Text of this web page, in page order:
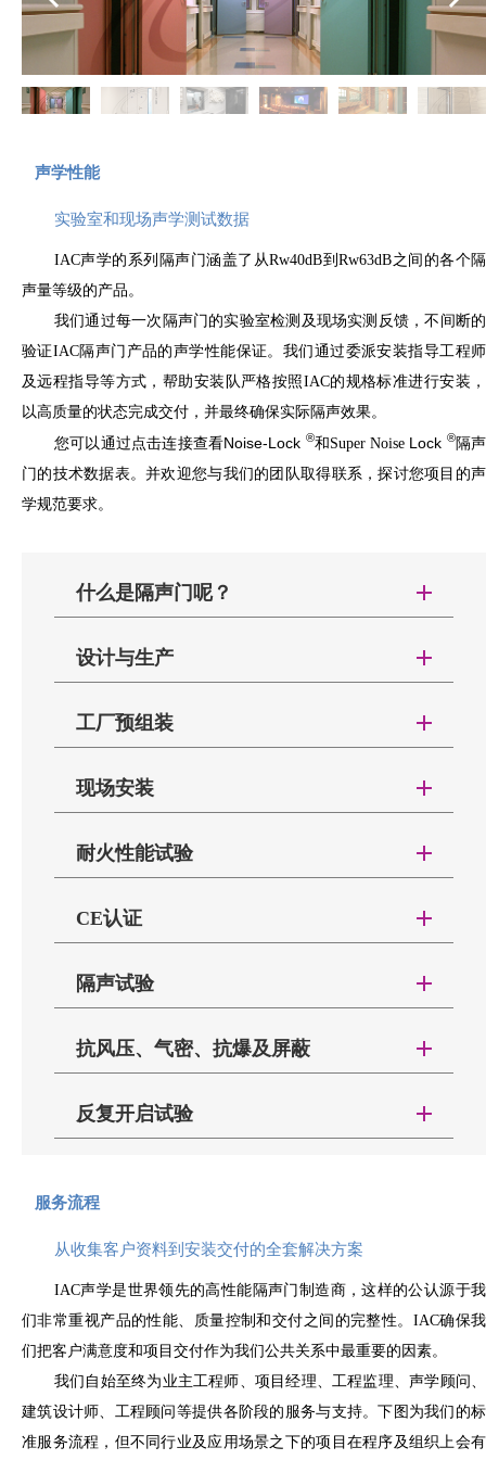
声学性能
实验室和现场声学测试数据
IAC声学的系列隔声门涵盖了从Rw40dB到Rw63dB之间的各个隔
声量等级的产品。
我们通过每一次隔声门的实验室检测及现场实测反馈，不间断的
验证IAC隔声门产品的声学性能保证。我们通过委派安装指导工程师
及远程指导等方式，帮助安装队严格按照IAC的规格标准进行安装，
以高质量的状态完成交付，并最终确保实际隔声效果。
您可以通过点击连接查看Noise-Lock ®和Super Noise Lock ®隔声
门的技术数据表。并欢迎您与我们的团队取得联系，探讨您项目的声
学规范要求。
什么是隔声门呢？
冷加工成型。门体按隔音等级填充吸音棉、PU、蜂窝
结构、隔音材料(隔音材料主要有阻尼橡胶板、矿棉隔
音板)。采用先进的工艺、独特的设计和特殊的密封制
造工艺，采用单、双切割方式。它具有高质量的防
音门分木钢两种，开放空间满足用户要求。
空间和防火等级的要求进行选择。根据用户需要，我
面漆(面漆颜色可指定)，也可根据用户要求进行喷塑
等表面处理(涂装后不允许喷塑)。它具有结构合理、
整体性好、强度高、施工方便、表面光滑美观、开启
灵活、坚固耐用等优点。耐300℃~350℃温度，能承受
上。
相同。整个门由双磁性隔音垫或相应的密封条进行隔
音。
顶部铰链的调节螺丝，使整个门在门框内垂直移动进
隔音板的更低合格标准是STC47。
隔音观察窗:两侧安装钢化玻璃，厚度至少
隔声门是一种用于隔离噪声影响的装置。一方面
是电台、工作室、办公室、会议室、医院工作室等。
需要保持相对安静的声音环境；另一方面，空调房、
设计与生产
隔声门，包
括单开门、
双开门、超
大门、安全
声门及防爆
按照严格的
标准进行设
计与制造，
这是我们
ISO9001合规认证的一部分。
IAC隔声门的AutoCAD和SolidWorks模型是为提
到制造系统中，这意味着一旦完成表面喷涂后，无需
再在隔声门上切割、钻孔或安装门和门框内部构件。
工厂预组装
个IAC成
品隔声门
都会通过
IAC特有
装验收流
晾干后的
安装到其
特定的门
测试开合、检测密封并校准，IAC隔声门选配的所有
后，将达到我们所承诺的声学及其他各项指标，我们
相信我们能为您提供市场上最好的隔声门，我们至今
现场安装
现场安装步骤
耐火性能试验
大量的实验室和
测试外，IAC还
验，反复开启试
验，并取得了
CE标识。
IAC的隔声门在英国、澳大利亚及中国均通过了
通过的全球标准要求：
●GB12955-2008
我们的隔声门套通常带有E60/FD60标记，可从
E120/FD120选择特定尺寸和配置。这些选项包括防火
可视面板和用于出入控制和逃生功能的专用配置。
由于本部分的选择较复杂性，我们强烈建议您通
CE认证
出口欧洲。对于欧洲
是非防火，室内门还
CE标识。
我们的产品规格页，
关于进一步的防火等级和CE标志产品的详细了解，您
我们的CE认证标识包括门及所配置的五金件，一
些关键要求总结如下：
隔声试验
在市场中的口碑
以稳定的高隔声
量著称，为此我
们每年会投入用
证与性能改善。
的测点，并对每个一个测点数据进行比对，检查产品
抗风压、气密、抗爆及屏蔽
顶级
反复开启试验
总监 Karl-
生带您领
略IAC隔
声门的质
量保证，
点击右侧
视频
服务流程
从收集客户资料到安装交付的全套解决方案
IAC声学是世界领先的高性能隔声门制造商，这样的公认源于我
们非常重视产品的性能、质量控制和交付之间的完整性。IAC确保我
们把客户满意度和项目交付作为我们公共关系中最重要的因素。
我们自始至终为业主工程师、项目经理、工程监理、声学顾问、
建筑设计师、工程顾问等提供各阶段的服务与支持。下图为我们的标
准服务流程，但不同行业及应用场景之下的项目在程序及组织上会有